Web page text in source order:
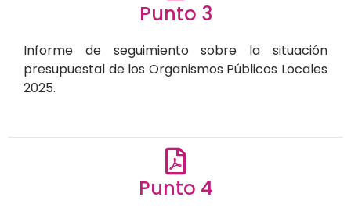
Punto 3
Informe de seguimiento sobre la situación
presupuestal de los Organismos Públicos Locales
2025.
Punto 4